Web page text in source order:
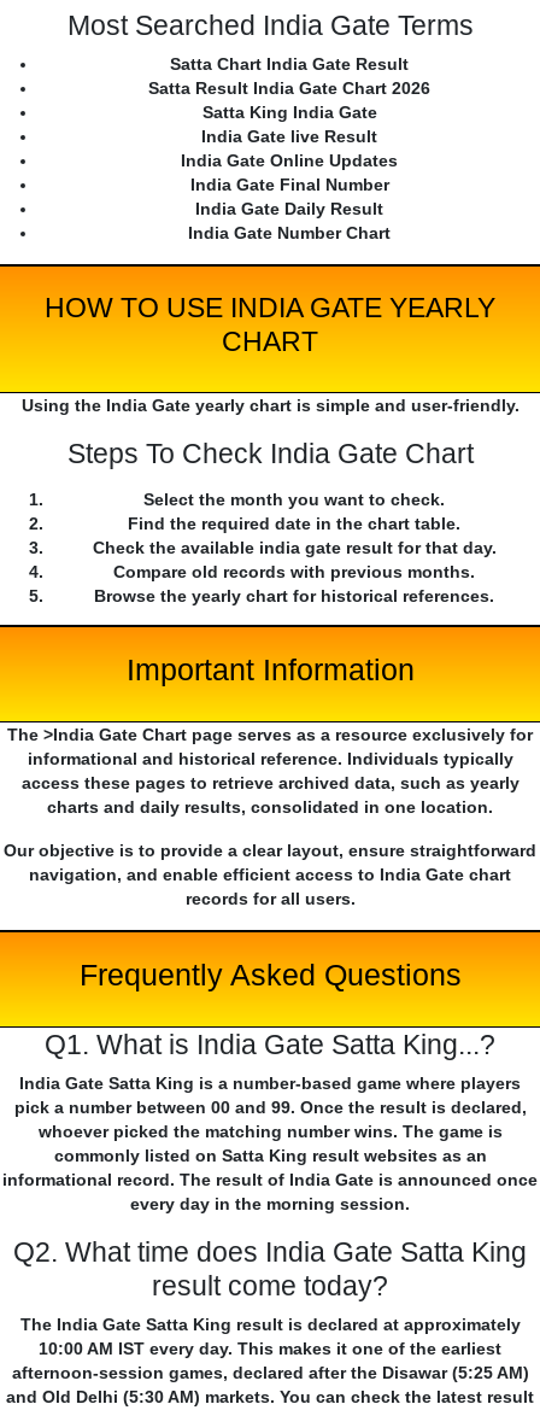
Most Searched India Gate Terms
Satta Chart India Gate Result
Satta Result India Gate Chart 2026
Satta King India Gate
India Gate live Result
India Gate Online Updates
India Gate Final Number
India Gate Daily Result
India Gate Number Chart
HOW TO USE INDIA GATE YEARLY
CHART
Using the India Gate yearly chart is simple and user-friendly.
Steps To Check India Gate Chart
Select the month you want to check.
Find the required date in the chart table.
Check the available india gate result for that day.
Compare old records with previous months.
Browse the yearly chart for historical references.
Important Information
The >India Gate Chart page serves as a resource exclusively for
informational and historical reference. Individuals typically
access these pages to retrieve archived data, such as yearly
charts and daily results, consolidated in one location.
Our objective is to provide a clear layout, ensure straightforward
navigation, and enable efficient access to India Gate chart
records for all users.
Frequently Asked Questions
Q1. What is India Gate Satta King...?
India Gate Satta King is a number-based game where players
pick a number between 00 and 99. Once the result is declared,
whoever picked the matching number wins. The game is
commonly listed on Satta King result websites as an
informational record. The result of India Gate is announced once
every day in the morning session.
Q2. What time does India Gate Satta King
result come today?
The India Gate Satta King result is declared at approximately
10:00 AM IST every day. This makes it one of the earliest
afternoon-session games, declared after the Disawar (5:25 AM)
and Old Delhi (5:30 AM) markets. You can check the latest result